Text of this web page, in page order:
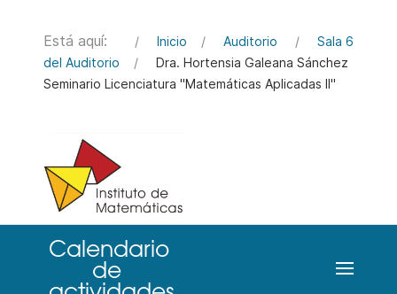
Está aquí: Inicio Auditorio
Sala 6
del Auditorio
Dra. Hortensia Galeana Sánchez
Seminario Licenciatura "Matemáticas Aplicadas II"